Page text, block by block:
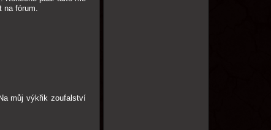
na fórum.
můj výkřik zoufalství